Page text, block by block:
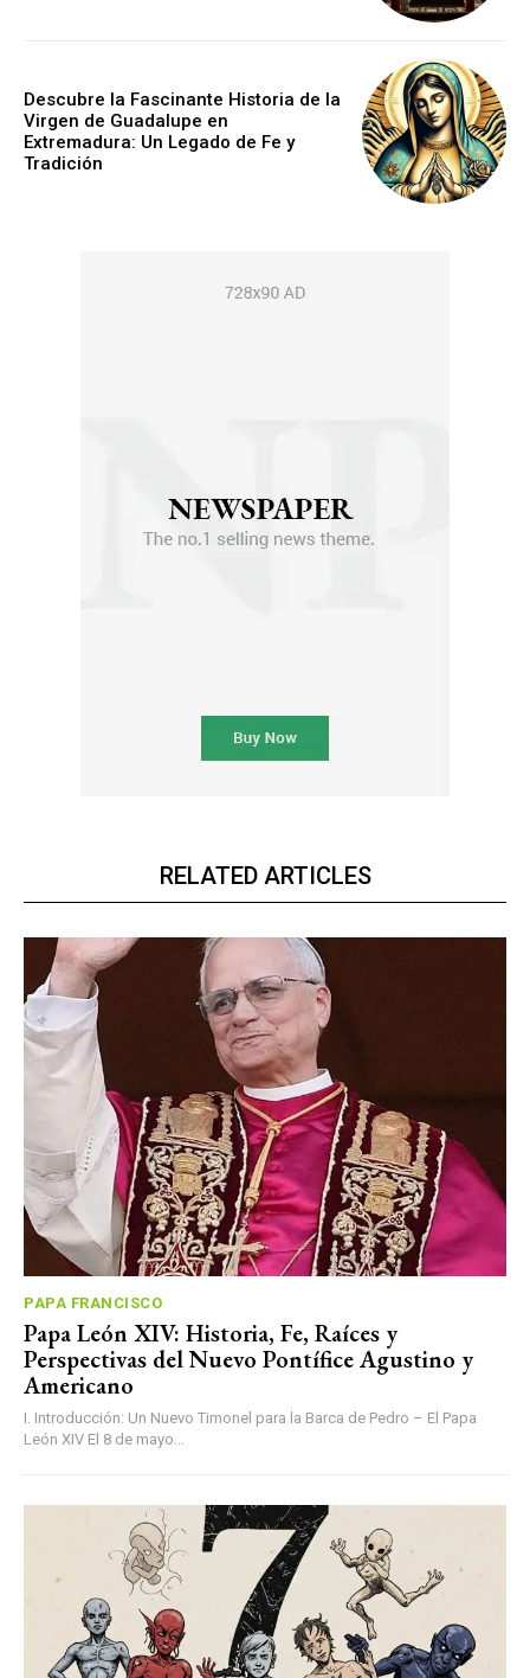
Descubre la Fascinante Historia de la
Virgen de Guadalupe en
Extremadura: Un Legado de Fe y
Tradición
RELATED ARTICLES
PAPA FRANCISCO
Papa León XIV: Historia, Fe, Raíces y
Perspectivas del Nuevo Pontífice Agustino y
Americano
I. Introducción: Un Nuevo Timonel para la Barca de Pedro – El Papa
León XIV El 8 de mayo...